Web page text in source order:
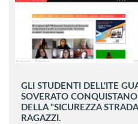
GLI STUDENTI DELL'ITE
SOVERATO
DELLA "SICUREZZA
RAGAZZI.